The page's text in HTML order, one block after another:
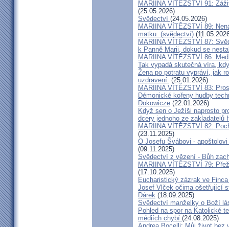
MARIINA VÍTĚZSTVÍ 91:
(25.05.2026)
Svědectví (24.05.2026)
MARIINA VÍTĚZSTVÍ 89:
matku. (svědectví)
MARIINA VÍTĚZSTVÍ 87:
k Panně Marii, dokud se
MARIINA VÍTĚZSTVÍ 86:
Tak vypadá skutečná víra,
Žena po potratu vypráví, jak
uzdravení. (25.01.2026)
MARIINA VÍTĚZSTVÍ 83:
Démonické kořeny hudby
Dokowicze (22.01.2026)
Když sen o Ježíši naprosto
dcery jednoho ze zakladatelů
MARIINA VÍTĚZSTVÍ 82:
(23.11.2025)
O Josefu Švábovi -
(09.11.2025)
Svědectví z vězení - Bůh
MARIINA VÍTĚZSTVÍ 79:
(17.10.2025)
Eucharistický zázrak ve
Josef Vlček očima ošetřující
Dárek (18.09.2025)
Svědectví manželky o Boží
Pohled na spor na Katolické
médiích chybí (24.08.2025)